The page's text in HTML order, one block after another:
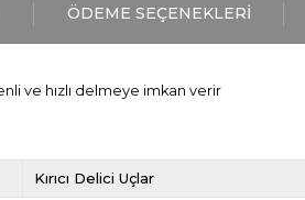
ÖDEME SEÇENEKLERI
ve hızlı delmeye imkan verir
Kırıcı Delici Uçlar